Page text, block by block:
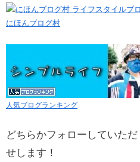
にほんブログ村
人気ブログランキング
どちらかフォローしていた
せします！